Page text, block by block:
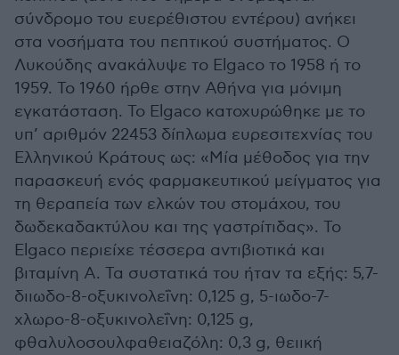
σύνδρομο του ευερέθιστου εντέρου) ανήκει
στα νοσήματα του πεπτικού συστήματος. Ο
Λυκούδης ανακάλυψε το Elgaco το 1958 ή το
1959. Το 1960 ήρθε στην Αθήνα για μόνιμη
εγκατάσταση. Το Elgaco κατοχυρώθηκε με το
υπ’ αριθμόν 22453 δίπλωμα ευρεσιτεχνίας του
Ελληνικού Κράτους ως: «Μία μέθοδος για την
παρασκευή ενός φαρμακευτικού μείγματος για
τη θεραπεία των ελκών του στομάχου, του
δωδεκαδακτύλου και της γαστρίτιδας». Το
Elgaco περιείχε τέσσερα αντιβιοτικά και
βιταμίνη Α. Τα συστατικά του ήταν τα εξής: 5,7-
διιωδο-8-οξυκινολεΐνη: 0,125 g, 5-ιωδο-7-
χλωρο-8-οξυκινολεΐνη: 0,125 g,
φθαλυλοσουλφαθειαζόλη: 0,3 g, θειική